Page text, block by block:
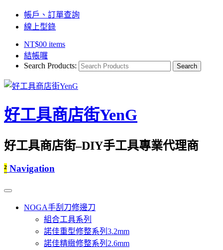
帳戶、訂單查詢
線上型錄
NT$00 items
結帳囉
Search Products:
好工具商店街YenG
好工具商店街–DIY手工具專業代理商
² Navigation
NOGA手刮刀修邊刀
組合工具系列
諾佳重型修整系列3.2mm
諾佳精緻修整系列2.6mm